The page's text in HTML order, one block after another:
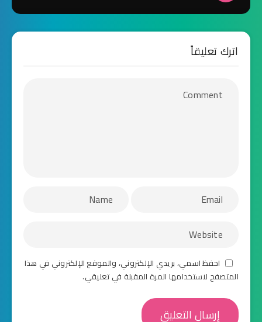
اترك تعليقاً
احفظ اسمي، بريدي الإلكتروني، والموقع الإلكتروني في هذا
المتصفح لاستخدامها المرة المقبلة في تعليقي.